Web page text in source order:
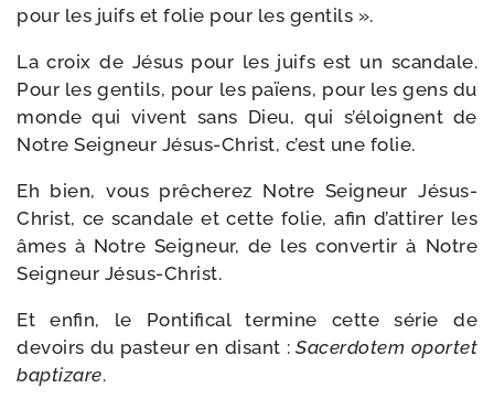
pour les juifs et folie pour les gentils ».
La croix de Jésus pour les juifs est un scan­dale.
Pour les gen­tils, pour les païens, pour les gens du
monde qui vivent sans Dieu, qui s’éloignent de
Notre Seigneur Jésus-​Christ, c’est une folie.
Eh bien, vous prê­che­rez Notre Seigneur Jésus-​
Christ, ce scan­dale et cette folie, afin d’attirer les
âmes à Notre Seigneur, de les conver­tir à Notre
Seigneur Jésus-Christ.
Et enfin, le Pontifical ter­mine cette série de
devoirs du pas­teur en disant :Sacerdotem opor­tet
bap­ti­zare.